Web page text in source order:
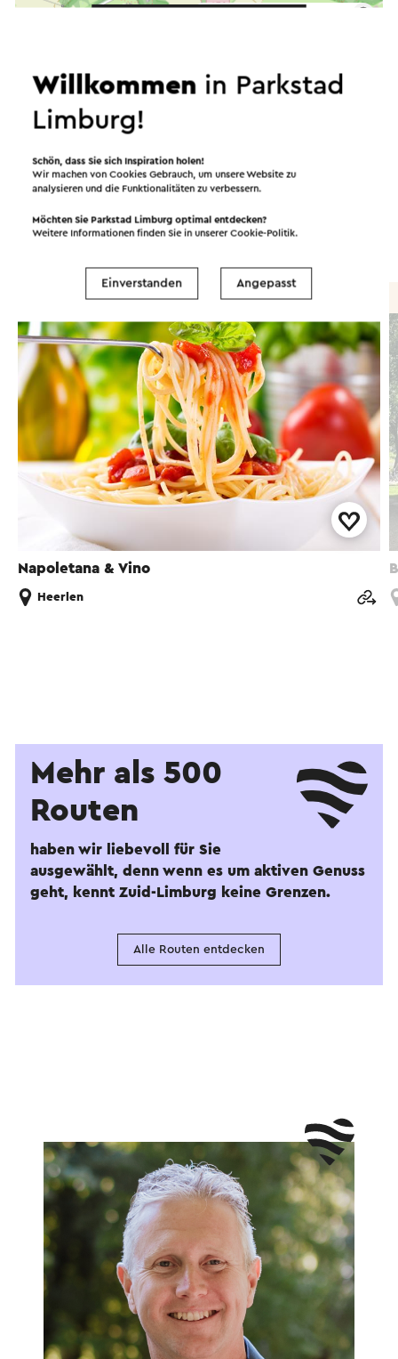
© contributors
In dem Gebiet
Essen und Trinken Attraktionen
Sehenswürdigkeiten Unterkünfte
Napoletana & Vino
Brasserie / Restaurant
Heerlen
Mehr als 500
Routen
haben wir liebevoll für Sie
ausgewählt, denn wenn es um aktiven Genuss
geht, kennt Zuid-Limburg keine Grenzen.
Alle Routen entdecken
Willkommen in Parkstad
Limburg!
Schön, dass Sie sich Inspiration holen!
Wir machen von Cookies Gebrauch, um unsere Website zu
analysieren und die Funktionalitäten zu verbessern.
Möchten Sie Parkstad Limburg optimal entdecken?
Weitere Informationen finden Sie in unsererCookie-Politik.
Einverstanden Angepasst